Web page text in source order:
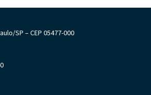
SP – CEP 05477-000